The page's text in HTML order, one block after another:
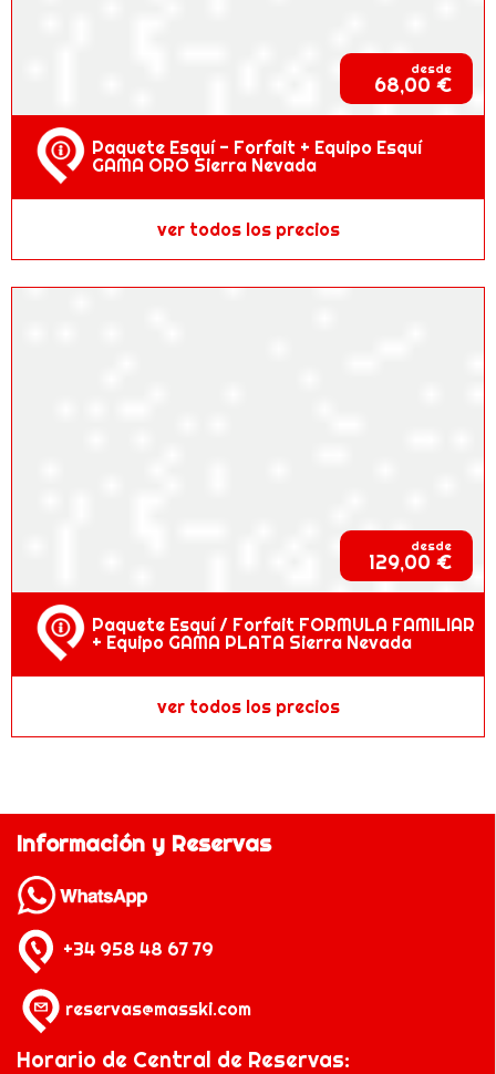
desde
68,00 €
Paquete Esquí - Forfait + Equipo Esquí
GAMA ORO Sierra Nevada
ver todos los precios
desde
129,00 €
Paquete Esquí / Forfait FORMULA FAMILIAR
+ Equipo GAMA PLATA Sierra Nevada
ver todos los precios
Información y Reservas
+34 958 48 67 79
reservas@masski.com
Horario de Central de Reservas: